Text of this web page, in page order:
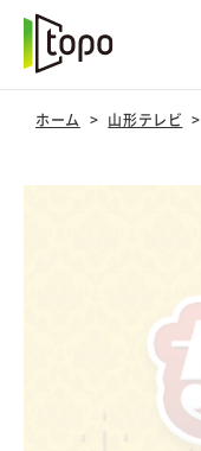
ホーム 山形テレビ